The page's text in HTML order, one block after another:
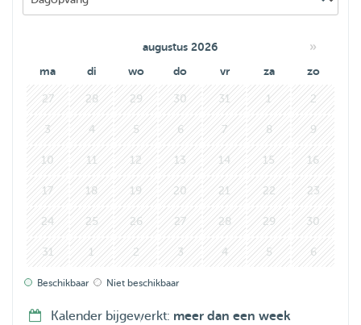
augustus 2026 »
ma di wo do vr za zo
27 28 29 30 31 1 2
3 4 5 6 7 8 9
10 11 12 13 14 15 16
17 18 19 20 21 22 23
24 25 26 27 28 29 30
31 1 2 3 4 5 6
Beschikbaar Niet beschikbaar
Kalender bijgewerkt: meer dan een week